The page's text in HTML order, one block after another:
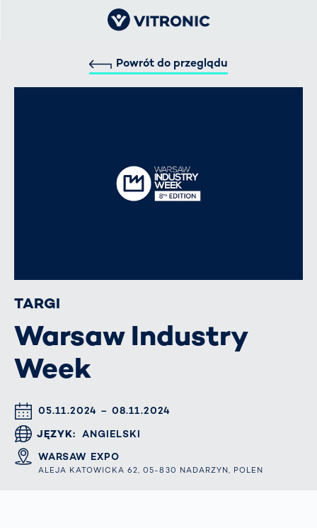
Powrót do przeglądu
TARGI
Warsaw Industry
Week
DATUM & UHRZEIT
05.11.2024 – 08.11.2024
JĘZYK
ANGIELSKI
ORT
WARSAW EXPO
ALEJA KATOWICKA 62, 05-830 NADARZYN, POLEN